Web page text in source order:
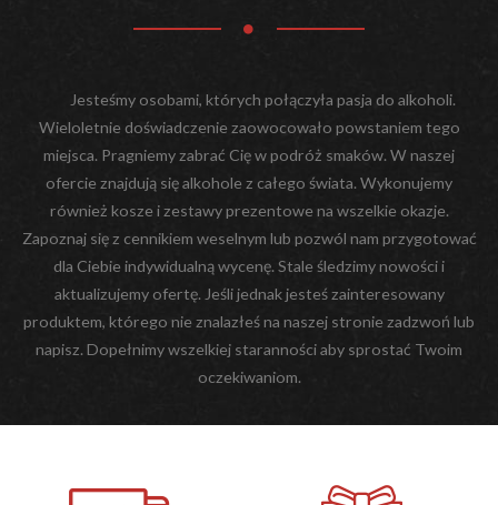
Jesteśmy osobami, których połączyła pasja do alkoholi.
Wieloletnie doświadczenie zaowocowało powstaniem tego
miejsca. Pragniemy zabrać Cię w podróż smaków. W naszej
ofercie znajdują się alkohole z całego świata. Wykonujemy
również kosze i zestawy prezentowe na wszelkie okazje.
Zapoznaj się z cennikiem weselnym lub pozwól nam przygotować
dla Ciebie indywidualną wycenę. Stale śledzimy nowości i
aktualizujemy ofertę. Jeśli jednak jesteś zainteresowany
produktem, którego nie znalazłeś na naszej stronie zadzwoń lub
napisz. Dopełnimy wszelkiej staranności aby sprostać Twoim
oczekiwaniom.